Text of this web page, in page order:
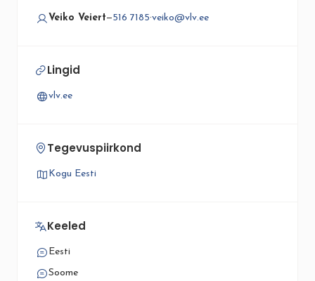
Veiko Veiert—516 7185·veiko@vlv.ee
Lingid
vlv.ee
Tegevuspiirkond
Kogu Eesti
Keeled
Eesti
Soome